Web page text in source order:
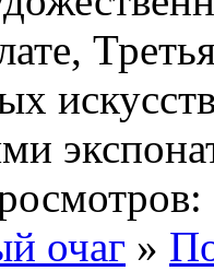
очаг »